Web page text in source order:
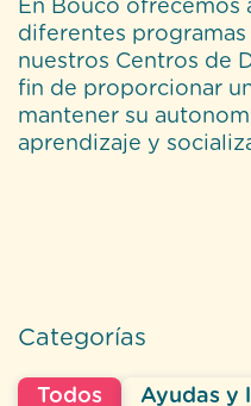
En Bouco ofrecemos
diferentes
nuestros Centros de
fin de proporcionar
mantener su
aprendizaje y
Categorías
Todos Ayudas y